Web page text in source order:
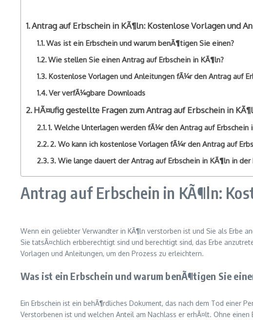
Antrag auf Erbschein in KÃ¶ln: Kostenlose Vorlagen und
Was ist ein Erbschein und warum benÃ¶tigen Sie einen?
Wie stellen Sie einen Antrag auf Erbschein in KÃ¶ln?
Kostenlose Vorlagen und Anleitungen fÃ¼r den Antrag auf
Ver verfÃ¼gbare Downloads
HÃ¤ufig gestellte Fragen zum Antrag auf Erbschein in
1. Welche Unterlagen werden fÃ¼r den Antrag auf Erbschein
2. Wo kann ich kostenlose Vorlagen fÃ¼r den Antrag auf
3. Wie lange dauert der Antrag auf Erbschein in KÃ¶ln in der
Antrag auf Erbschein in KÃ¶ln:
Wenn ein geliebter Verwandter in KÃ¶ln verstorben ist und Sie als Erbe
Sie tatsÃ¤chlich erbberechtigt sind und berechtigt sind, das Erbe
Vorlagen und Anleitungen, um den Prozess zu erleichtern.
Was ist ein Erbschein und warum benÃ¶tigen Sie
Ein Erbschein ist ein behÃ¶rdliches Dokument, das nach dem Tod einer
Verstorbenen ist und welchen Anteil am Nachlass er erhÃ¤lt. Ohne